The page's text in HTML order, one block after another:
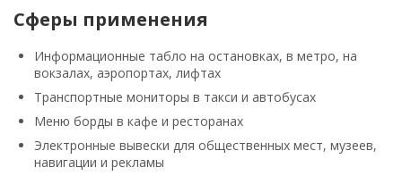
Сферы применения
Информационные табло на остановках, в метро, на
вокзалах, аэропортах, лифтах
Транспортные мониторы в такси и автобусах
Меню борды в кафе и ресторанах
Электронные вывески для общественных мест, музеев,
навигации и рекламы